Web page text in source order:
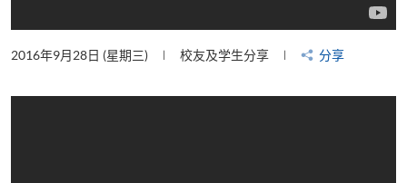
2016年9月28日 (星期三) 校友及学生分享 分享